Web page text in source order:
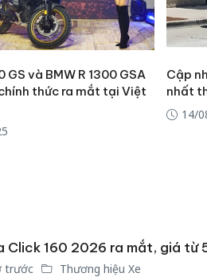
GS và BMW R 1300 GSA
thức ra mắt tại Việt
Cập
nhất
14/
Click 160 2026 ra mắt, giá từ
trước Thương hiệu Xe